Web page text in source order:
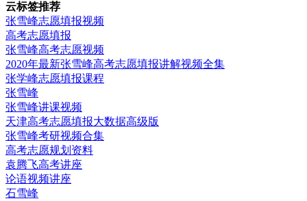
云标签推荐
张雪峰志愿填报视频
高考志愿填报
张雪峰高考志愿视频
2020年最新张雪峰高考志愿填报讲解视频全集
张学峰志愿填报课程
张雪峰
张雪峰讲课视频
天津高考志愿填报大数据高级版
张雪峰考研视频合集
高考志愿规划资料
袁腾飞高考讲座
论语视频讲座
石雪峰